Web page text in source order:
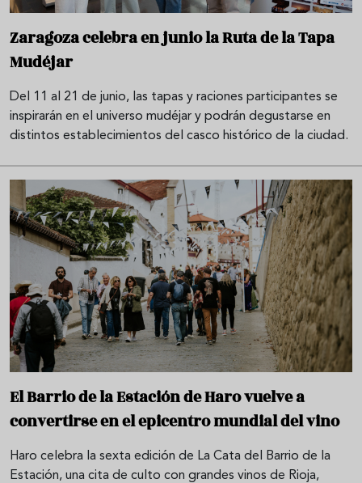
Zaragoza celebra en junio la Ruta de la Tapa
Mudéjar
Del 11 al 21 de junio, las tapas y raciones participantes se
inspirarán en el universo mudéjar y podrán degustarse en
distintos establecimientos del casco histórico de la ciudad.
El Barrio de la Estación de Haro vuelve a
convertirse en el epicentro mundial del vino
Haro celebra la sexta edición de La Cata del Barrio de la
Estación, una cita de culto con grandes vinos de Rioja,